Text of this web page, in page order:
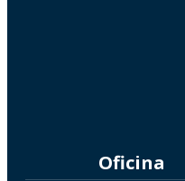
Oficina